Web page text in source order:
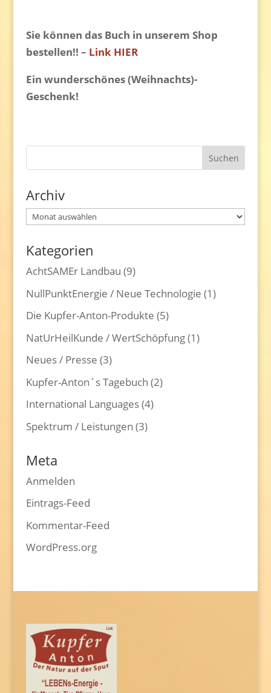
Sie können das Buch in unserem Shop
bestellen!! – Link HIER
Ein wunderschönes (Weihnachts)-
Geschenk!
Archiv
Archiv
Kategorien
AchtSAMEr Landbau (9)
NullPunktEnergie / Neue Technologie (1)
Die Kupfer-Anton-Produkte (5)
NatUrHeilKunde / WertSchöpfung(1)
Neues / Presse (3)
Kupfer-Anton´s Tagebuch (2)
International Languages(4)
Spektrum / Leistungen (3)
Meta
Anmelden
Eintrags-Feed
Kommentar-Feed
WordPress.org